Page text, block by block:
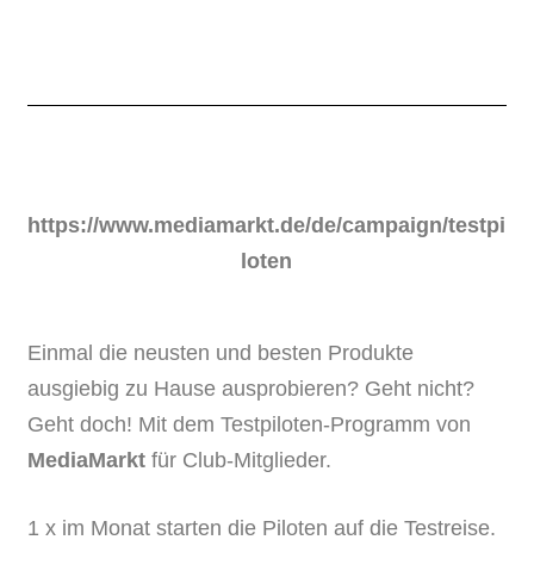
https://www.mediamarkt.de/de/campaign/testpi
loten
Einmal die neusten und besten Produkte
ausgiebig zu Hause ausprobieren? Geht nicht?
Geht doch! Mit dem Testpiloten-Programm von
MediaMarktfür Club-Mitglieder.
1 x im Monat starten die Piloten auf die Testreise.